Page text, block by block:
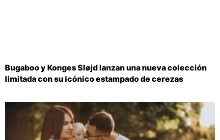
Bugaboo y Konges Sløjd lanzan una nueva colección
limitada con su icónico estampado de cerezas